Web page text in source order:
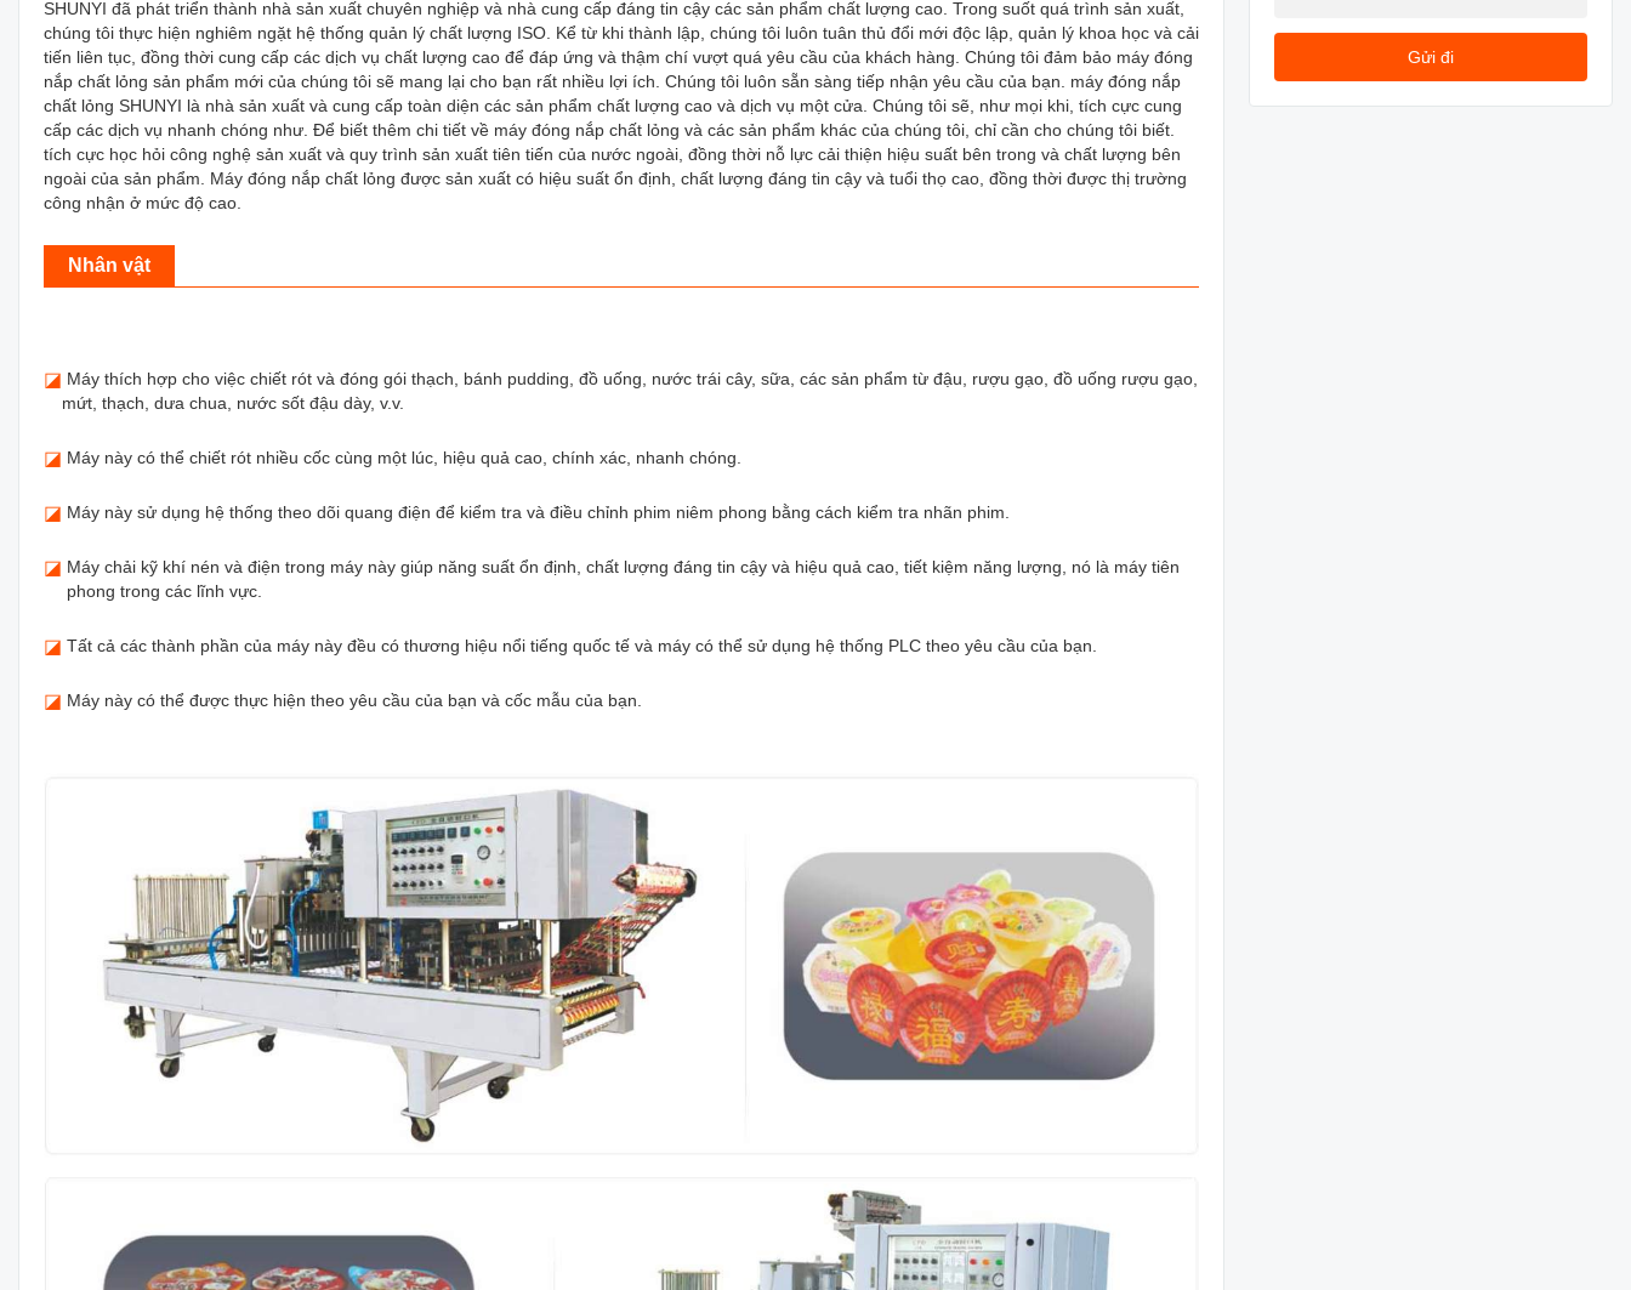
SHUNYI đã phát triển thành nhà sản xuất chuyên nghiệp và nhà cung cấp đáng tin cậy các sản phẩm chất lượng cao. Trong suốt quá trình sản xuất,
chúng tôi thực hiện nghiêm ngặt hệ thống quản lý chất lượng ISO. Kể từ khi thành lập, chúng tôi luôn tuân thủ đổi mới độc lập, quản lý khoa học và cải
tiến liên tục, đồng thời cung cấp các dịch vụ chất lượng cao để đáp ứng và thậm chí vượt quá yêu cầu của khách hàng. Chúng tôi đảm bảo máy đóng
nắp chất lỏng sản phẩm mới của chúng tôi sẽ mang lại cho bạn rất nhiều lợi ích. Chúng tôi luôn sẵn sàng tiếp nhận yêu cầu của bạn. máy đóng nắp
chất lỏng SHUNYI là nhà sản xuất và cung cấp toàn diện các sản phẩm chất lượng cao và dịch vụ một cửa. Chúng tôi sẽ, như mọi khi, tích cực cung
cấp các dịch vụ nhanh chóng như. Để biết thêm chi tiết về máy đóng nắp chất lỏng và các sản phẩm khác của chúng tôi, chỉ cần cho chúng tôi biết.
tích cực học hỏi công nghệ sản xuất và quy trình sản xuất tiên tiến của nước ngoài, đồng thời nỗ lực cải thiện hiệu suất bên trong và chất lượng bên
ngoài của sản phẩm. Máy đóng nắp chất lỏng được sản xuất có hiệu suất ổn định, chất lượng đáng tin cậy và tuổi thọ cao, đồng thời được thị trường
công nhận ở mức độ cao.
Nhân vật
◪ Máy thích hợp cho việc chiết rót và đóng gói thạch, bánh pudding, đồ uống, nước trái cây, sữa, các sản phẩm từ đậu, rượu gạo, đồ uống rượu gạo,
mứt, thạch, dưa chua, nước sốt đậu dày, v.v.
◪ Máy này có thể chiết rót nhiều cốc cùng một lúc, hiệu quả cao, chính xác, nhanh chóng.
◪ Máy này sử dụng hệ thống theo dõi quang điện để kiểm tra và điều chỉnh phim niêm phong bằng cách kiểm tra nhãn phim.
◪ Máy chải kỹ khí nén và điện trong máy này giúp năng suất ổn định, chất lượng đáng tin cậy và hiệu quả cao, tiết kiệm năng lượng, nó là máy tiên
phong trong các lĩnh vực.
◪ Tất cả các thành phần của máy này đều có thương hiệu nổi tiếng quốc tế và máy có thể sử dụng hệ thống PLC theo yêu cầu của bạn.
◪ Máy này có thể được thực hiện theo yêu cầu của bạn và cốc mẫu của bạn.
Gửi đi